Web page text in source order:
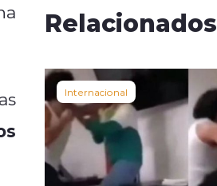
Relacionados
Internacional